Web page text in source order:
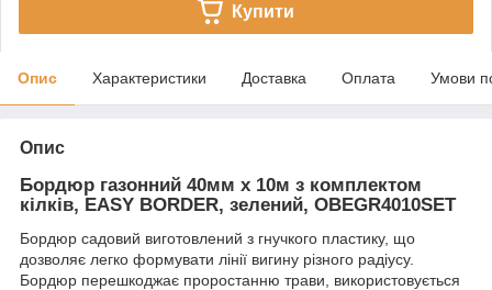
Купити
Опис Характеристики Доставка Оплата Умови
Опис
Бордюр газонний 40мм х 10м з комплектом
кілків, EASY BORDER, зелений, OBEGR4010SET
Бордюр садовий виготовлений з гнучкого пластику, що
дозволяє легко формувати лінії вигину різного радіусу.
Бордюр перешкоджає проростанню трави, використовується